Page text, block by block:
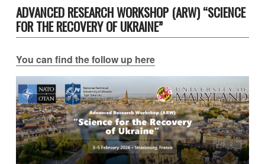
ADVANCED RESEARCH WORKSHOP (ARW) “SCIENCE
FOR THE RECOVERY OF UKRAINE”
You can find the follow up here